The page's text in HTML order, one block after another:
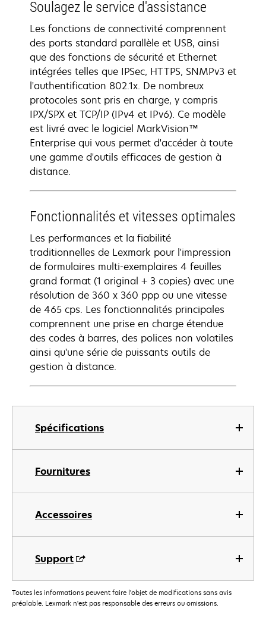
Spécifications
Fournitures
Accessoires
Support
Soulagez le service d'assistance
Les fonctions de connectivité comprennent
des ports standard parallèle et USB, ainsi
que des fonctions de sécurité et Ethernet
intégrées telles que IPSec, HTTPS, SNMPv3 et
l'authentification 802.1x. De nombreux
protocoles sont pris en charge, y compris
IPX/SPX et TCP/IP (IPv4 et IPv6). Ce modèle
est livré avec le logiciel MarkVision™
Enterprise qui vous permet d'accéder à toute
une gamme d'outils efficaces de gestion à
distance.
Fonctionnalités et vitesses optimales
Les performances et la fiabilité
traditionnelles de Lexmark pour l'impression
de formulaires multi-exemplaires 4 feuilles
grand format (1 original + 3 copies) avec une
résolution de 360 x 360 ppp ou une vitesse
de 465 cps. Les fonctionnalités principales
comprennent une prise en charge étendue
des codes à barres, des polices non volatiles
ainsi qu'une série de puissants outils de
gestion à distance.
Toutes les informations peuvent faire l'objet de modifications sans avis
préalable. Lexmark n'est pas responsable des erreurs ou omissions.